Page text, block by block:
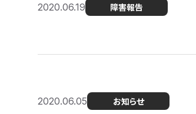
2020.06.19 障害報告
2020.06.05 お知らせ